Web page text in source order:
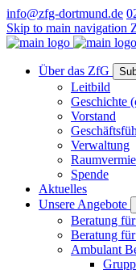
info@zfg-dortmund.de
Skip to main navigation
Über das ZfG
Leitbild
Geschichte
Vorstand
Verwaltung
Spende
Aktuelles
Unsere Angebote
Beratung
Beratung
Ambulant